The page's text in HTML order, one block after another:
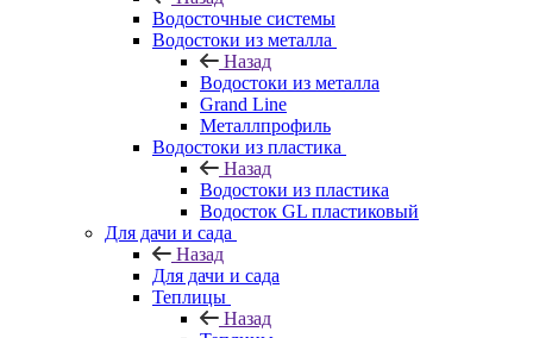
Водосточные системы
Водостоки из металла
Назад
Водостоки из металла
Grand Line
Металлпрофиль
Водостоки из пластика
Назад
Водостоки из пластика
Водосток GL пластиковый
Для дачи и сада
Назад
Для дачи и сада
Теплицы
Назад